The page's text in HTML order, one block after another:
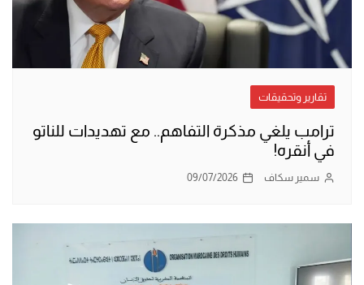
تقارير وتحقيقات
ترامب يلغي مذكرة التفاهم.. مع تهديدات للناتو
في أنقره!
سمير سكاف 09/07/2026